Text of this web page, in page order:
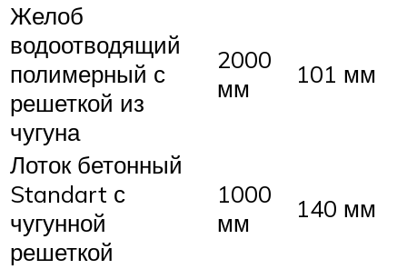
Желоб
водоотводящий
полимерный с
решеткой из
чугуна
2000
мм
101 мм
Лоток бетонный
Standart с
чугунной
решеткой
1000
мм
140 мм